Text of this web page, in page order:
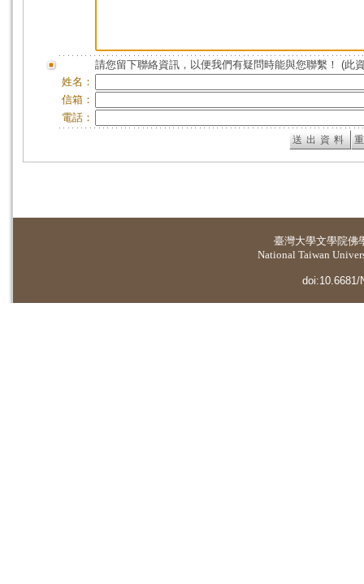
請您留下聯絡資訊，以便我們有疑問時能與您聯繫！ (此
姓名：
信箱：
電話：
臺灣大學文學院佛
National Taiwan
doi:10.6681/